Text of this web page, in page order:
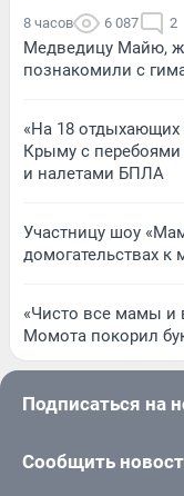
8 часов 6 087 2
Медведицу Майю,
познакомили с
«На 18 отдыхающих
Крыму с перебоями
и налетами БПЛА
Участницу шоу
домогательствах к
«Чисто все мамы и
Момота покорил
Подписаться на
Сообщить